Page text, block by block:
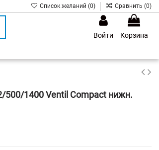
Список желаний (0) Сравнить (0)
Войти
Корзина
500/1400 Ventil Compact нижн.